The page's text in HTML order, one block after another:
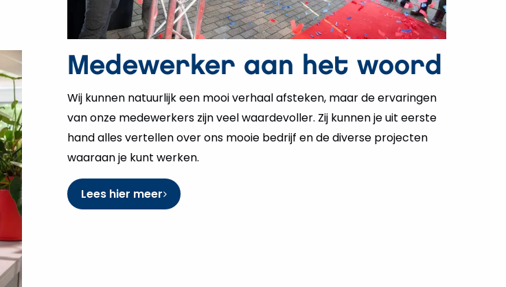
Medewerker aan het woord
Wij kunnen natuurlijk een mooi verhaal afsteken, maar de ervaringen
van onze medewerkers zijn veel waardevoller. Zij kunnen je uit eerste
hand alles vertellen over ons mooie bedrijf en de diverse projecten
waaraan je kunt werken.
Lees hier meer